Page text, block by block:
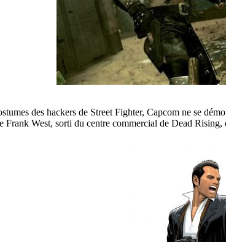
des hackers de Street Fighter, Capcom ne se
Frank West, sorti du centre commercial de Dead